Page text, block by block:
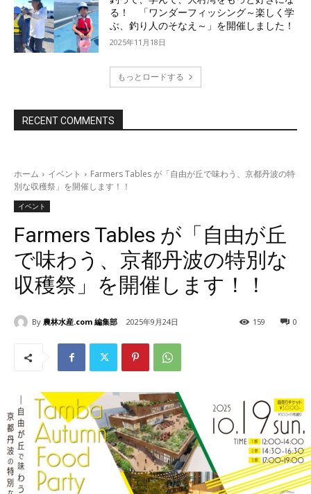
る！ 「ワンダーフィッシング～楽しく学
ぶ、釣り人のそなえ～」を開催しました！
2025年11月18日
もっとロードする
RECENT COMMENTS